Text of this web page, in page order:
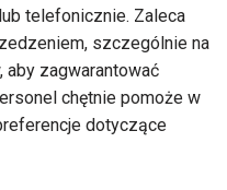
telefonicznie. Zaleca
szczególnie na
aby zagwarantować
chętnie pomoże w
dotyczące